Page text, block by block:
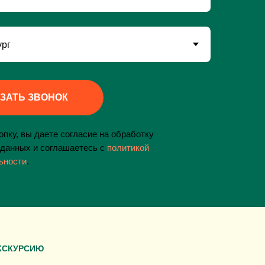
ЗВОНОК
вы даете согласие на обработку
и соглашаетесь c политикой
.